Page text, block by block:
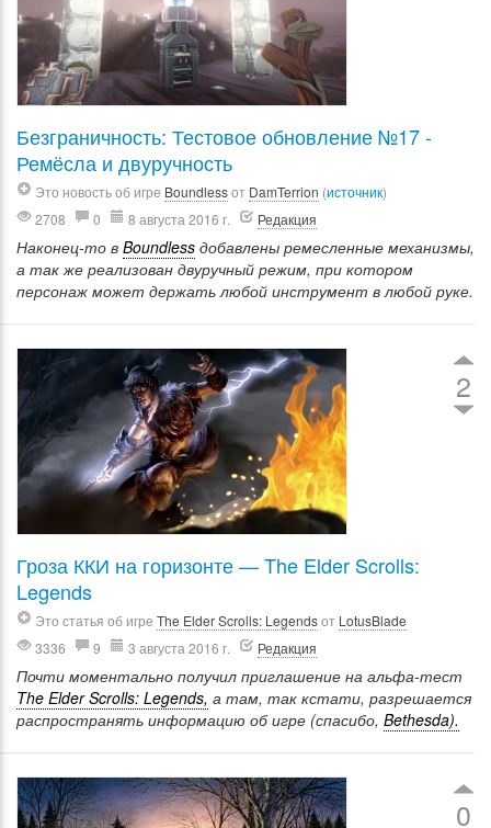
Безграничность: Тестовое обновление №17 -
Ремёсла и двуручность
Это новость об игре Boundlessот DamTerrion (источник)
2708
0 8 августа 2016 г. Редакция
Наконец-то в Boundless добавлены ремесленные механизмы,
а так же реализован двуручный режим, при котором
персонаж может держать любой инструмент в любой руке.
2
Гроза ККИ на горизонте — The Elder Scrolls:
Legends
Это статья об игре The Elder Scrolls: Legendsот LotusBlade
3336
9 3 августа 2016 г. Редакция
Почти моментально получил приглашение на альфа-тест
The Elder Scrolls: Legends, а там, так кстати, разрешается
распространять информацию об игре (спасибо, Bethesda).
0